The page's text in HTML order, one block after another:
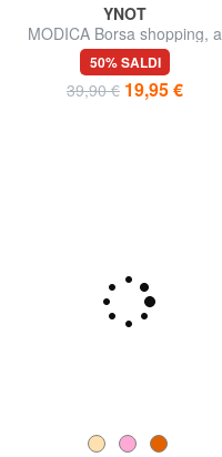
YNOT
MODICA Borsa shopping, a
spalla
50% SALDI
39,90 € 19,95 €